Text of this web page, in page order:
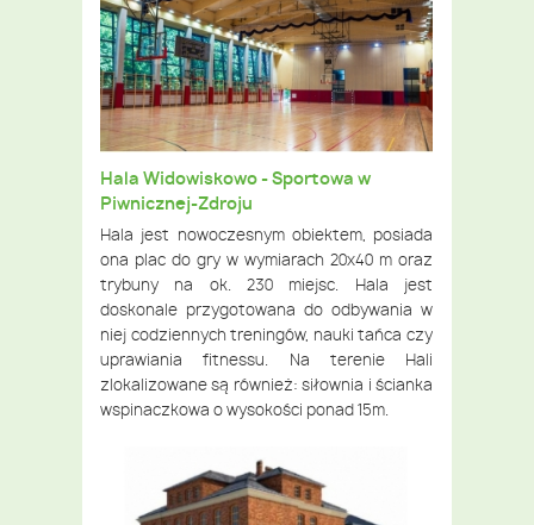
Hala Widowiskowo - Sportowa w
Piwnicznej-Zdroju
Hala jest nowoczesnym obiektem, posiada
ona plac do gry w wymiarach 20x40 m oraz
trybuny na ok. 230 miejsc. Hala jest
doskonale przygotowana do odbywania w
niej codziennych treningów, nauki tańca czy
uprawiania fitnessu. Na terenie Hali
zlokalizowane są również: siłownia i ścianka
wspinaczkowa o wysokości ponad 15m.